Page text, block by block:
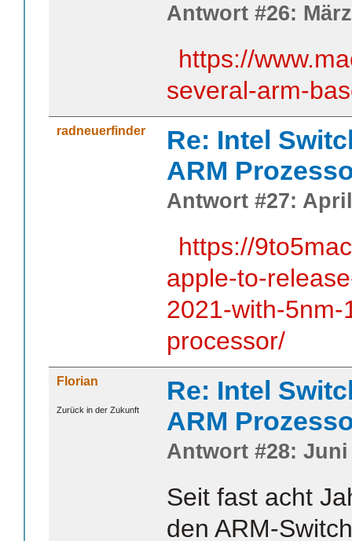
Antwort #26:
https://
several-arm-
radneuerfinder
Re: Intel
ARM
Antwort #27:
https://
apple-to-
2021-with-
processor/
Florian
Zurück in der Zukunft
Re: Intel
ARM
Antwort #28: Juni
Seit fast acht
den ARM-